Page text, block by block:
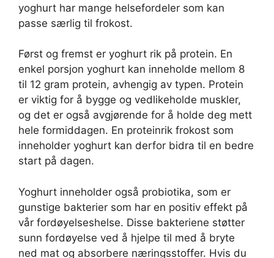
yoghurt har mange helsefordeler som kan
passe særlig til frokost.
Først og fremst er yoghurt rik på protein. En
enkel porsjon yoghurt kan inneholde mellom 8
til 12 gram protein, avhengig av typen. Protein
er viktig for å bygge og vedlikeholde muskler,
og det er også avgjørende for å holde deg mett
hele formiddagen. En proteinrik frokost som
inneholder yoghurt kan derfor bidra til en bedre
start på dagen.
Yoghurt inneholder også probiotika, som er
gunstige bakterier som har en positiv effekt på
vår fordøyelseshelse. Disse bakteriene støtter
sunn fordøyelse ved å hjelpe til med å bryte
ned mat og absorbere næringsstoffer. Hvis du